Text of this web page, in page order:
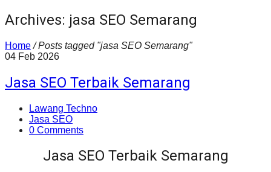
Archives: jasa SEO Semarang
Home / Posts tagged "jasa SEO Semarang"
04 Feb 2026
Jasa SEO Terbaik Semarang
Lawang Techno
Jasa SEO
0 Comments
Jasa SEO Terbaik Semarang